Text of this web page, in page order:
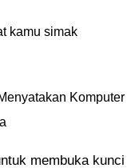
kamu simak
Komputer
membuka kunci